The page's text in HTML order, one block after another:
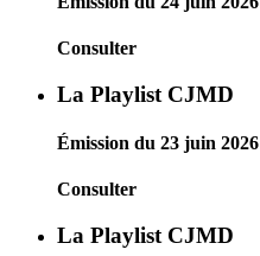
Consulter
La Playlist CJMD
Émission du 23 juin 2026
Consulter
La Playlist CJMD